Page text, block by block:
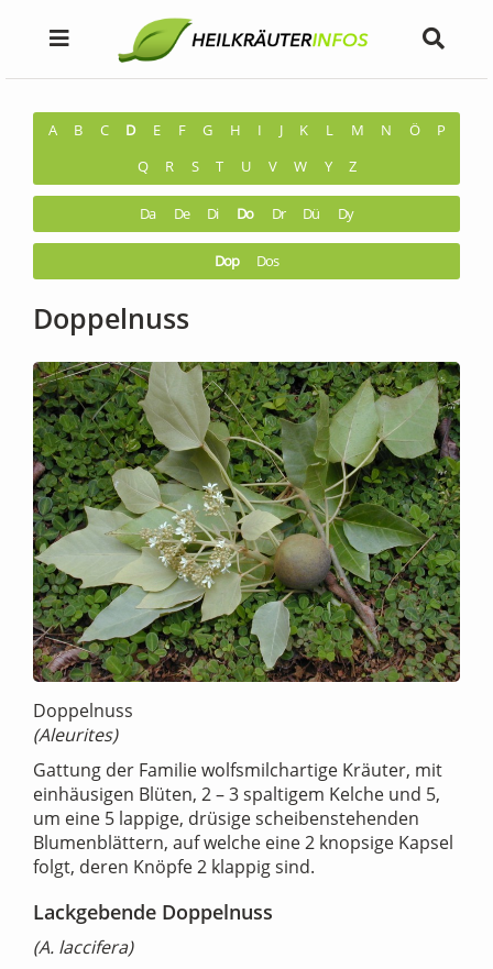
A B C D E F G H I J K L M N Ö
P
Q
R S T U V W Y Z
Da De Di Do Dr Dü Dy
Dop Dos
Doppelnuss
Doppelnuss
(Aleurites)
Gattung der Familie wolfsmilchartige Kräuter, mit
einhäusigen Blüten, 2 – 3 spaltigem Kelche und 5,
um eine 5 lappige, drüsige scheibenstehenden
Blumenblättern, auf welche eine 2 knopsige Kapsel
folgt, deren Knöpfe 2 klappig sind.
Lackgebende Doppelnuss
(A. laccifera)